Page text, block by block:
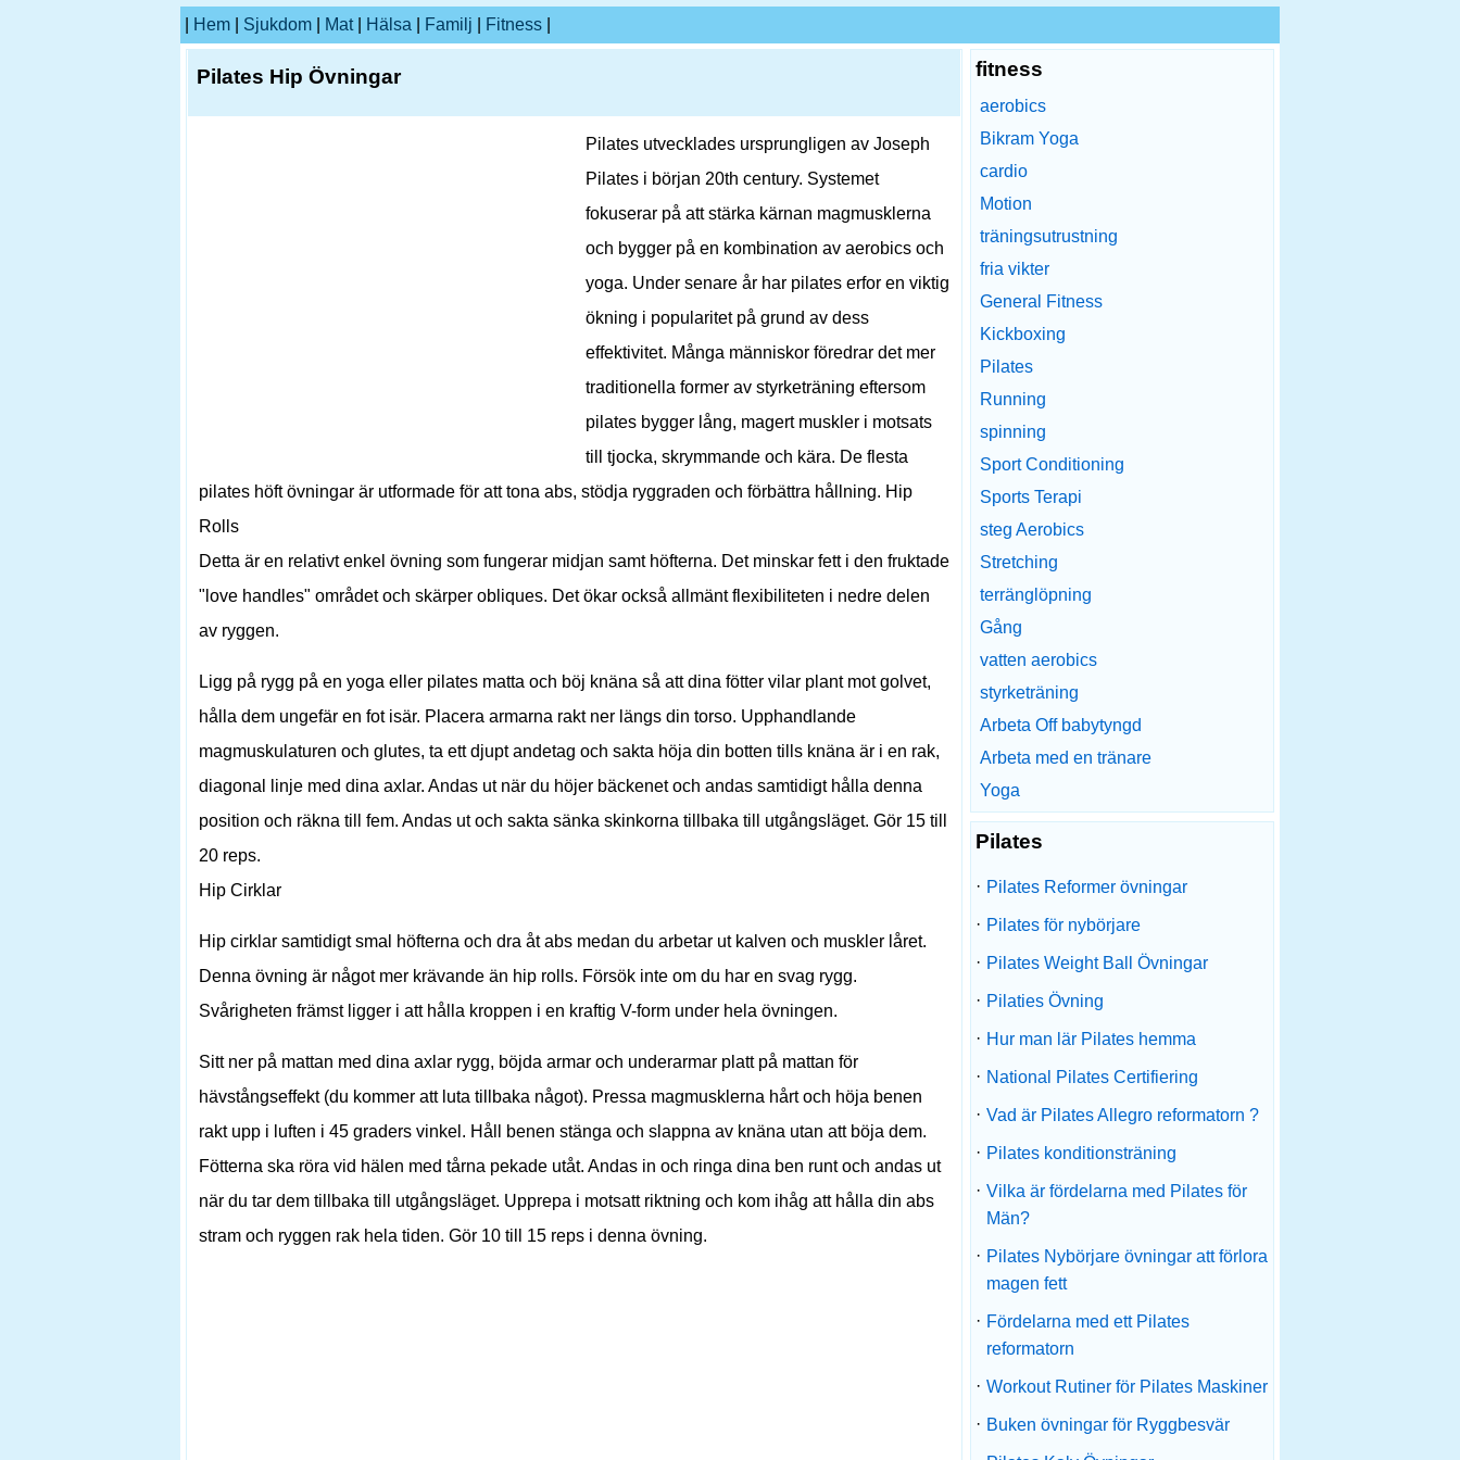
Hem Sjukdom Mat| Hälsa Familj Fitness
Pilates Hip Övningar
Pilates utvecklades ursprungligen av Joseph
Pilates i början 20th century. Systemet
fokuserar på att stärka kärnan magmusklerna
och bygger på en kombination av aerobics och
yoga. Under senare år har pilates erfor en viktig
ökning i popularitet på grund av dess
effektivitet. Många människor föredrar det mer
traditionella former av styrketräning eftersom
pilates bygger lång, magert muskler i motsats
till tjocka, skrymmande och kära. De flesta
pilates höft övningar är utformade för att tona abs, stödja ryggraden och förbättra hållning. Hip
Rolls
Detta är en relativt enkel övning som fungerar midjan samt höfterna. Det minskar fett i den fruktade
"love handles" området och skärper obliques. Det ökar också allmänt flexibiliteten i nedre delen
av ryggen.
Ligg på rygg på en yoga eller pilates matta och böj knäna så att dina fötter vilar plant mot golvet,
hålla dem ungefär en fot isär. Placera armarna rakt ner längs din torso. Upphandlande
magmuskulaturen och glutes, ta ett djupt andetag och sakta höja din botten tills knäna är i en rak,
diagonal linje med dina axlar. Andas ut när du höjer bäckenet och andas samtidigt hålla denna
position och räkna till fem. Andas ut och sakta sänka skinkorna tillbaka till utgångsläget. Gör 15 till
20 reps.
Hip Cirklar
Hip cirklar samtidigt smal höfterna och dra åt abs medan du arbetar ut kalven och muskler låret.
Denna övning är något mer krävande än hip rolls. Försök inte om du har en svag rygg.
Svårigheten främst ligger i att hålla kroppen i en kraftig V-form under hela övningen.
Sitt ner på mattan med dina axlar rygg, böjda armar och underarmar platt på mattan för
hävstångseffekt (du kommer att luta tillbaka något). Pressa magmusklerna hårt och höja benen
rakt upp i luften i 45 graders vinkel. Håll benen stänga och slappna av knäna utan att böja dem.
Fötterna ska röra vid hälen med tårna pekade utåt. Andas in och ringa dina ben runt och andas ut
när du tar dem tillbaka till utgångsläget. Upprepa i motsatt riktning och kom ihåg att hålla din abs
stram och ryggen rak hela tiden. Gör 10 till 15 reps i denna övning.
fitness
aerobics
Bikram Yoga
cardio
Motion
träningsutrustning
fria vikter
General Fitness
Kickboxing
Pilates
Running
spinning
Sport Conditioning
Sports Terapi
steg Aerobics
Stretching
terränglöpning
Gång
vatten aerobics
styrketräning
Arbeta Off babytyngd
Arbeta med en tränare
Yoga
Pilates
· Pilates Reformer övningar
· Pilates för nybörjare
· Pilates Weight Ball Övningar
· Pilaties Övning
· Hur man lär Pilates hemma
· National Pilates Certifiering
· Vad är Pilates Allegro reformatorn ?
· Pilates konditionsträning
· Vilka är fördelarna med Pilates för
Män?
· Pilates Nybörjare övningar att förlora
magen fett
· Fördelarna med ett Pilates
reformatorn
· Workout Rutiner för Pilates Maskiner
· Buken övningar för Ryggbesvär